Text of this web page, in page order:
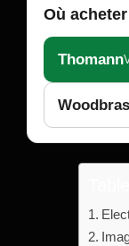
Où acheter
Thomann